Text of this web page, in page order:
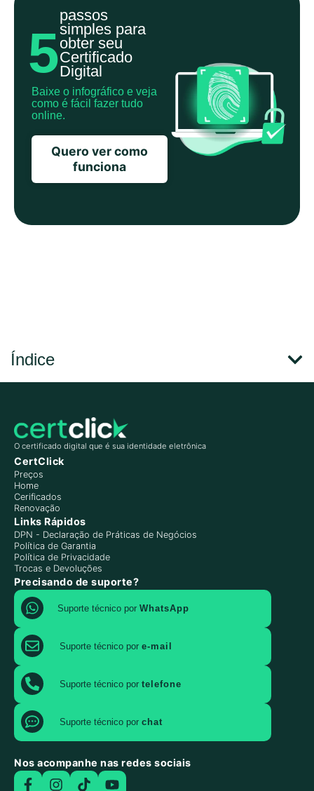
5
passos
simples para
obter seu
Certificado
Digital
Baixe o infográfico e veja
como é fácil fazer tudo
online.
Quero ver como
funciona
Índice
O certificado digital que é sua identidade eletrônica
CertClick
Preços
Home
Cerificados
Renovação
Links Rápidos
DPN - Declaração de Práticas de Negócios
Política de Garantia
Política de Privacidade
Trocas e Devoluções
Precisando de suporte?
Suporte técnico porWhatsApp
Suporte técnico pore-mail
Suporte técnico portelefone
Suporte técnico porchat
Nos acompanhe nas redes sociais